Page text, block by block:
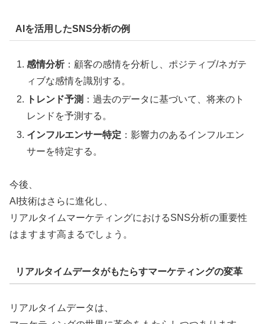
AIを活用したSNS分析の例
感情分析：顧客の感情を分析し、ポジティブ/ネガテ
ィブな感情を識別する。
トレンド予測 ：過去のデータに基づいて、将来のト
レンドを予測する。
インフルエンサー特定 ：影響力のあるインフルエン
サーを特定する。
今後、
AI技術はさらに進化し、
リアルタイムマーケティングにおけるSNS分析の重要性
はますます高まるでしょう。
リアルタイムデータがもたらすマーケティングの変革
リアルタイムデータは、